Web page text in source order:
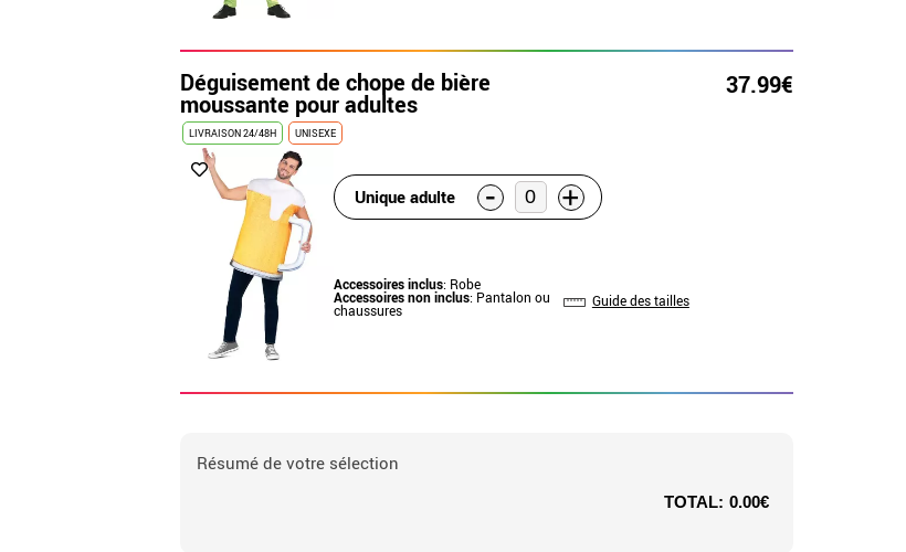
Déguisement de chope de bière
moussante pour adultes
37.99€
LIVRAISON 24/48H UNISEXE
Unique adulte - +
Accessoires inclus: Robe
Accessoires non inclus: Pantalon ou
chaussures
Guide des tailles
Résumé de votre sélection
TOTAL: 0.00€